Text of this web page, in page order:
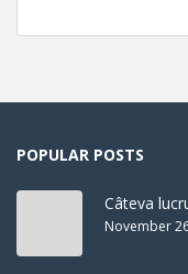
POPULAR POSTS
Câteva
November